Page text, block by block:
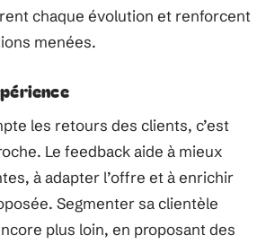
chaque évolution et renforcent
menées.
les retours des clients, c’est
Le feedback aide à mieux
à adapter l’offre et à enrichir
Segmenter sa clientèle
plus loin, en proposant des